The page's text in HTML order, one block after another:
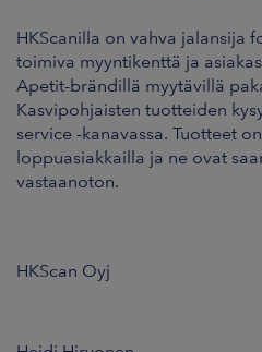
HKScanilla on vahva jalansija
toimiva myyntikenttä ja
Apetit-brändillä myytävillä
Kasvipohjaisten tuotteiden
service -kanavassa. Tuotteet
loppuasiakkailla ja ne ovat
vastaanoton.
HKScan Oyj